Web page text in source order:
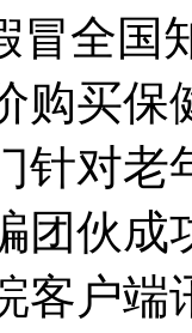
冒全国
购买
针对老
团伙
客户端